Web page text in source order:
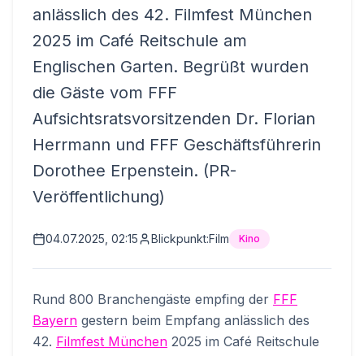
anlässlich des 42. Filmfest München
2025 im Café Reitschule am
Englischen Garten. Begrüßt wurden
die Gäste vom FFF
Aufsichtsratsvorsitzenden Dr. Florian
Herrmann und FFF Geschäftsführerin
Dorothee Erpenstein. (PR-
Veröffentlichung)
04.07.2025, 02:15 Blickpunkt:Film Kino
Rund 800 Branchengäste empfing der FFF
Bayern gestern beim Empfang anlässlich des
42. Filmfest München 2025 im Café Reitschule